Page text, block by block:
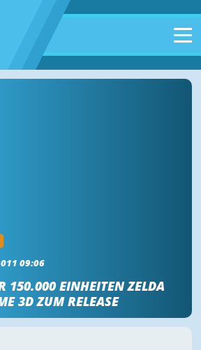
09:06
150.000 EINHEITEN ZELDA
3D ZUM RELEASE